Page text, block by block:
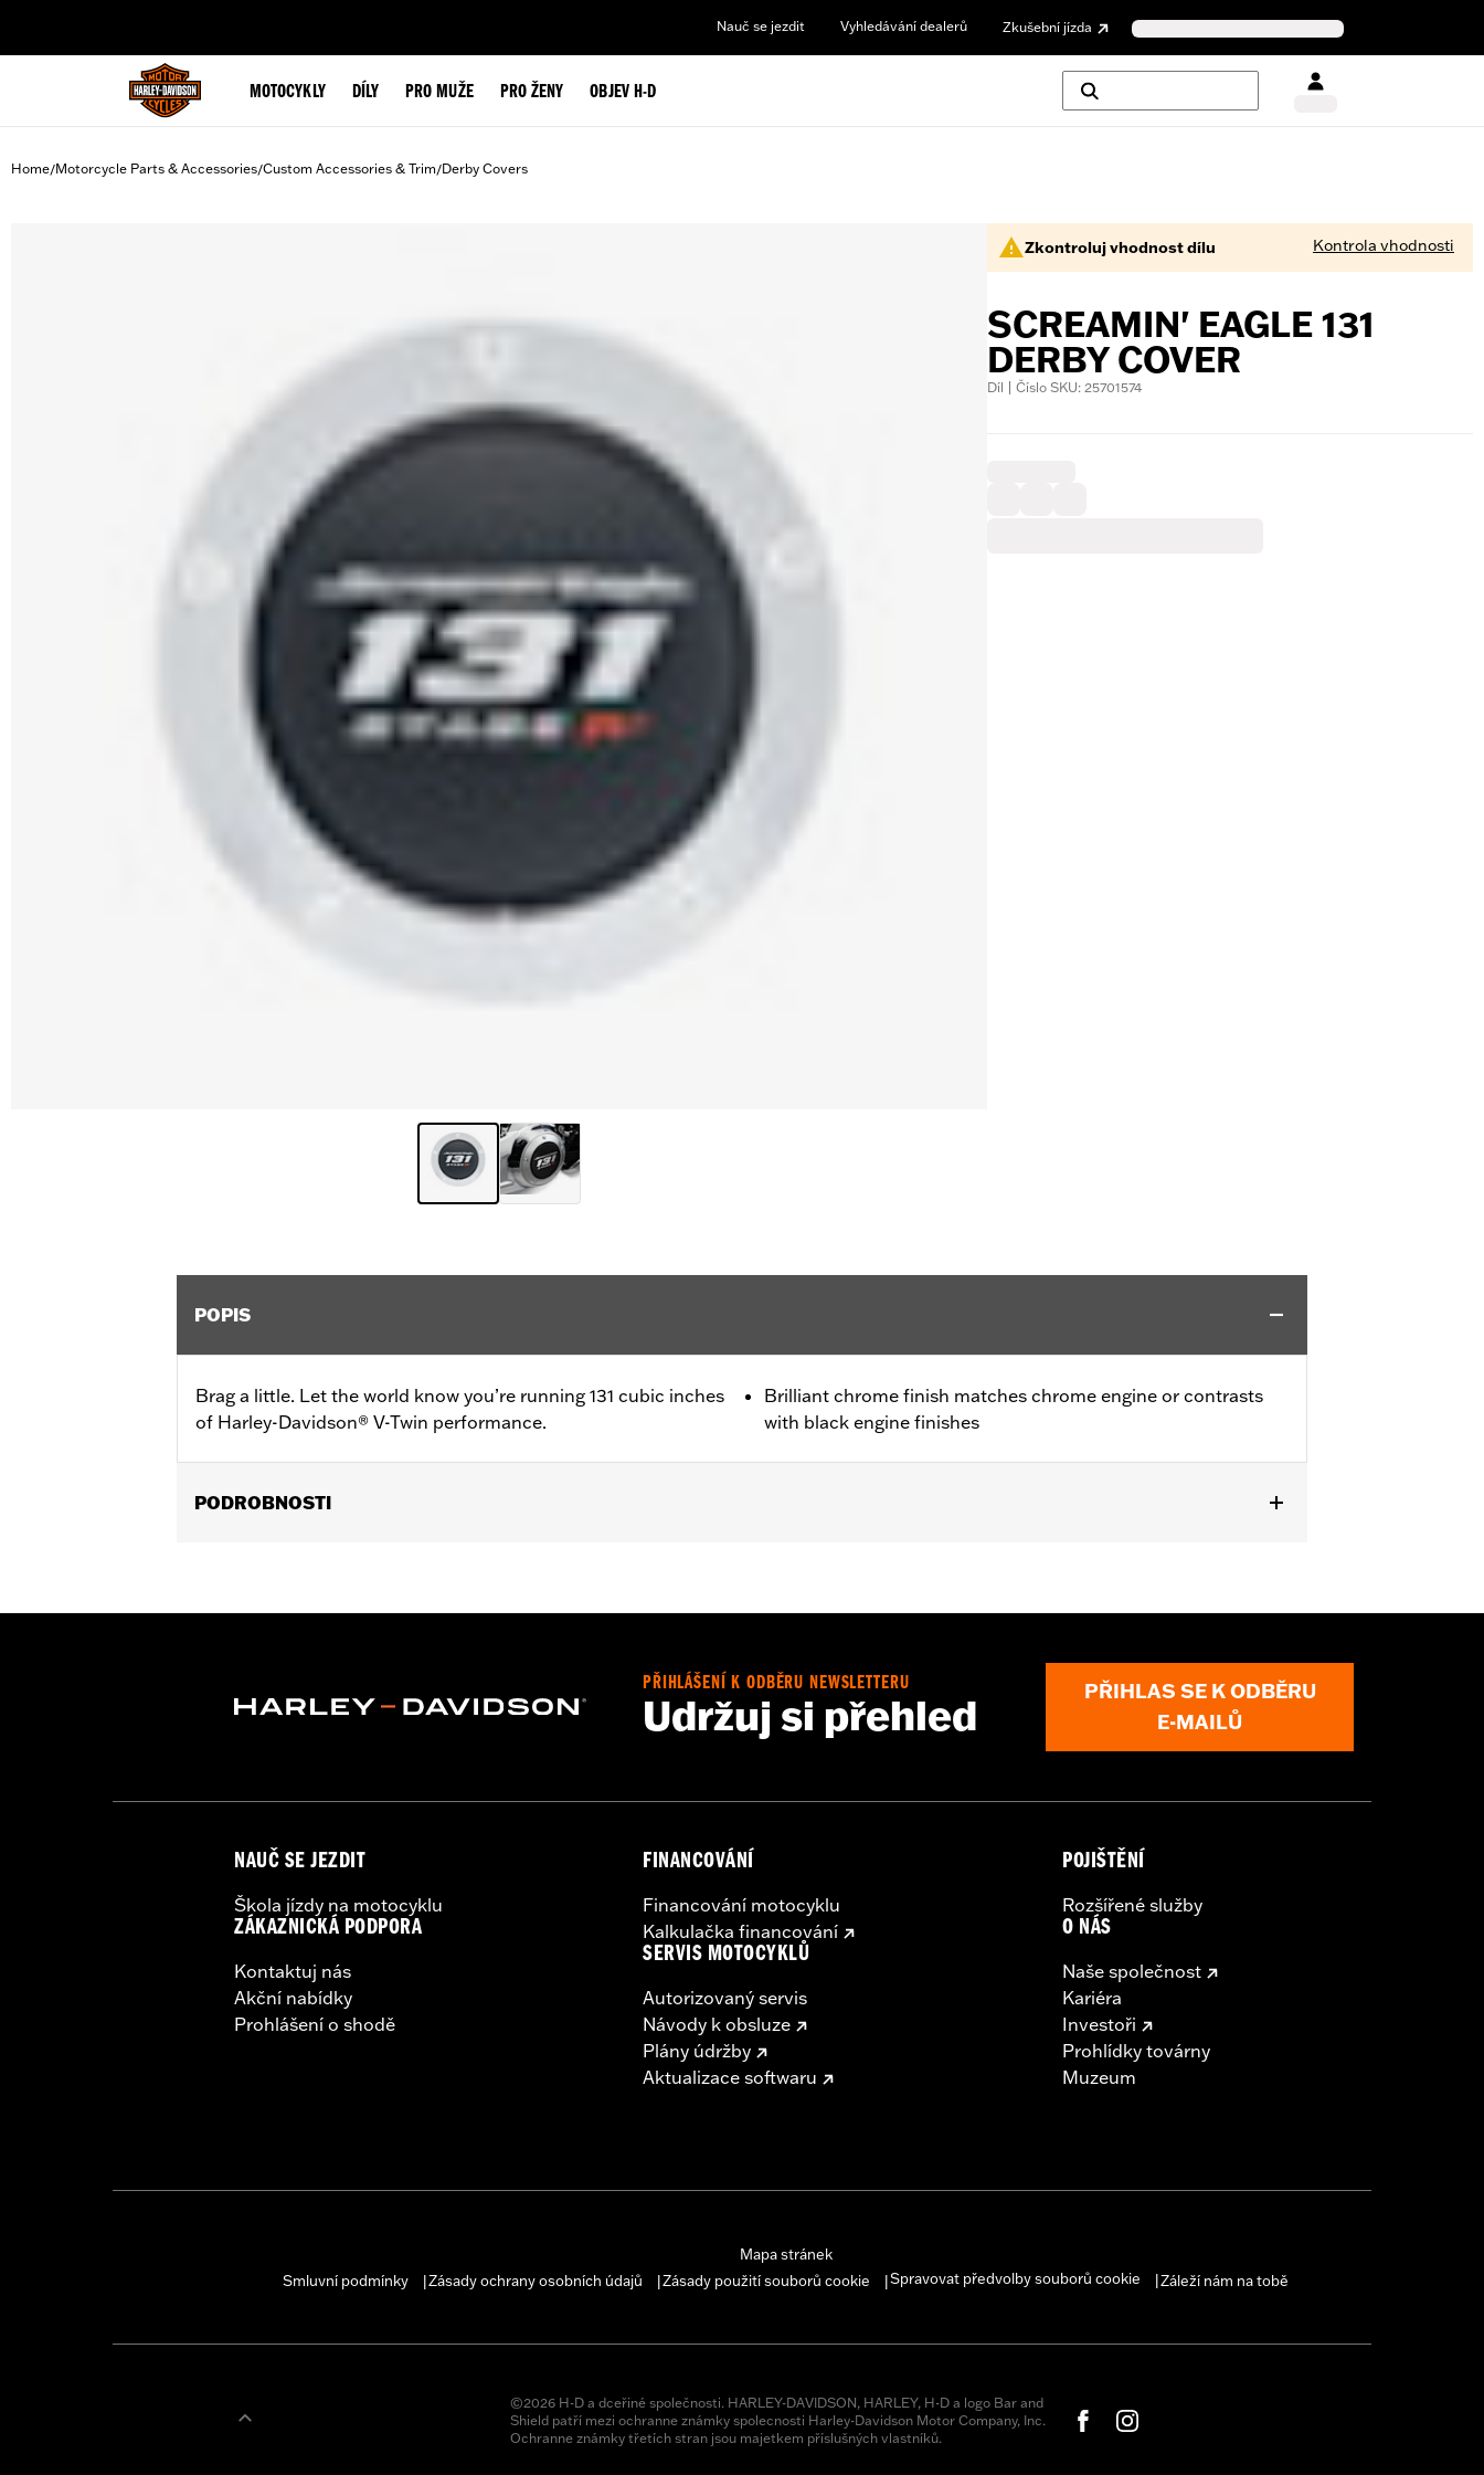
Nauč se jezdit Vyhledávání dealerů Zkušební jízda
MOTOCYKLY DÍLY PRO MUŽE PRO ŽENY OBJEV H-D
Home/Motorcycle Parts & Accessories/Custom Accessories & Trim/Derby Covers
Zkontroluj vhodnost dílu Kontrola vhodnosti
SCREAMIN' EAGLE 131
DERBY COVER
Díl | Číslo SKU: 25701574
POPIS
Brag a little. Let the world know you’re running 131 cubic inches
of Harley-Davidson® V-Twin performance.
Brilliant chrome finish matches chrome engine or contrasts
with black engine finishes
PODROBNOSTI
Installation Instructions
NOTES:Removing and installing engine covers may require purchase of new gaskets. See dealer for information.
PŘIHLÁŠENÍ K ODBĚRU NEWSLETTERU
Udržuj si přehled
PŘIHLAS SE K ODBĚRU
E-MAILŮ
NAUČ SE JEZDIT
Škola jízdy na motocyklu
ZÁKAZNICKÁ PODPORA
Kontaktuj nás
Akční nabídky
Prohlášení o shodě
FINANCOVÁNÍ
Financování motocyklu
Kalkulačka financování
SERVIS MOTOCYKLŮ
Autorizovaný servis
Návody k obsluze
Plány údržby
Aktualizace softwaru
POJIŠTĚNÍ
Rozšířené služby
O NÁS
Naše společnost
Kariéra
Investoři
Prohlídky továrny
Muzeum
Mapa stránek
Smluvní podmínky
Zásady ochrany osobních údajů Zásady použití souborů cookie Spravovat předvolby souborů cookie Záleží nám na tobě
©2026 H-D a dceřiné společnosti. HARLEY-DAVIDSON, HARLEY, H-D a logo Bar and
Shield patří mezi ochranne známky spolecnosti Harley-Davidson Motor Company, Inc.
Ochranne známky třetích stran jsou majetkem příslušných vlastníků.